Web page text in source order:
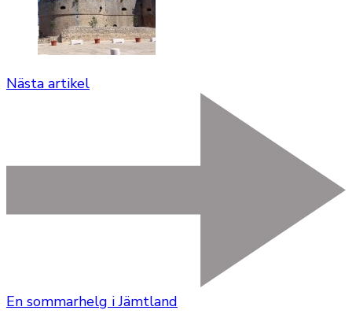
Nästa artikel
En sommarhelg i Jämtland